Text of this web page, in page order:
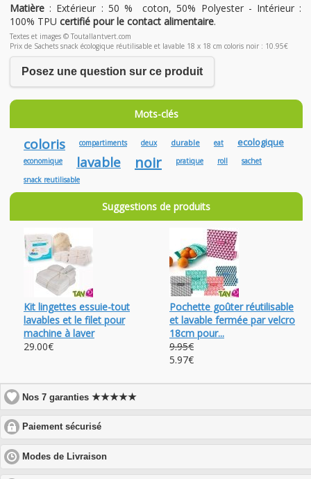
Matière : Extérieur : 50 % coton, 50% Polyester - Intérieur :
100% TPU certifié pour le contact alimentaire.
Textes et images © Toutallantvert.com
Prix de Sachets snack écologique réutilisable et lavable 18 x 18 cm coloris noir : 10.95€
Posez une question sur ce produit
Mots-clés
coloris compartiments deux durable eat ecologique
economique lavable noir pratique roll
sachet
snack reutilisable
Suggestions de produits
Kit lingettes essuie-tout
lavables et le filet pour
machine à laver
29.00€
Pochette goûter réutilisable
et lavable fermée par velcro
18cm pour...
9.95€
5.97€
Nos 7 garanties★★★★★
Paiement sécurisé
to
expand
Modes de Livraison
to